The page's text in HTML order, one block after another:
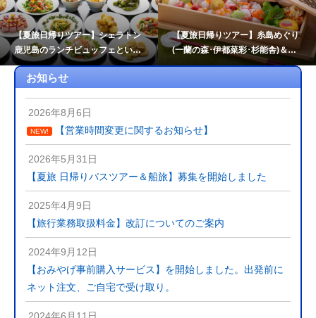
【夏旅日帰りツアー】糸島めぐり
(一蘭の森･伊都菜彩･杉能舎)＆海
乃御馳走「玄海灘ちらし重」ラン
【夏旅日帰りツアー】ホテル日航
大分オアシスタワーのランチビュ
ッフェと大分マリーンパレス水族
お知らせ
2026年8月6日
NEW! 【営業時間変更に関するお知らせ】
2026年5月31日
【夏旅 日帰りバスツアー＆船旅】募集を開始しました
2025年4月9日
【旅行業務取扱料金】改訂についてのご案内
2024年9月12日
【おみやげ事前購入サービス】を開始しました。出発前に
ネット注文、ご自宅で受け取り。